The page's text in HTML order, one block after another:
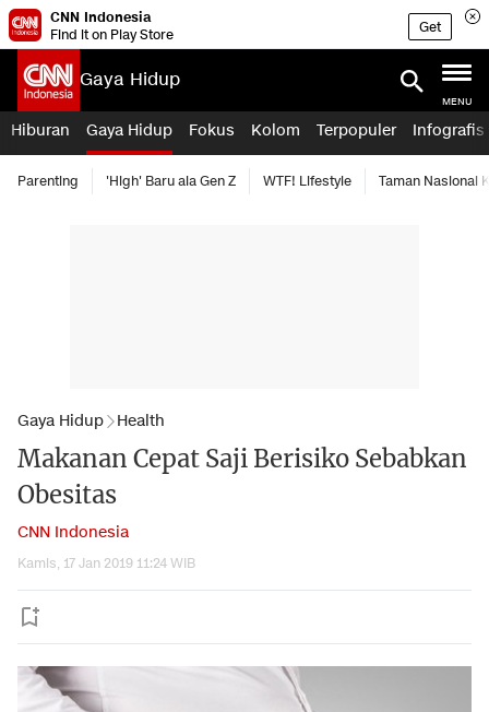
CNN Indonesia
Find it on Play Store
Get
Gaya Hidup
MENU
Hiburan Gaya Hidup Fokus Kolom Terpopuler Infografis
Parenting 'High' Baru ala Gen Z WTF! Lifestyle Taman Nasional
Gaya Hidup Health
Makanan Cepat Saji Berisiko Sebabkan
Obesitas
CNN Indonesia
Kamis, 17 Jan 2019 11:24 WIB